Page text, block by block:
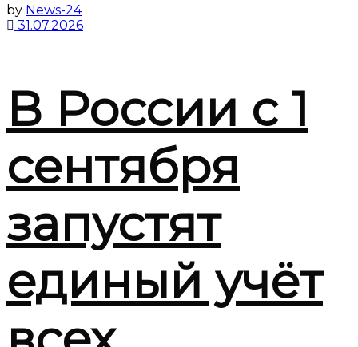
by News-24
31.07.2026
В России с 1
сентября
запустят
единый учёт